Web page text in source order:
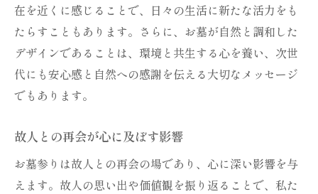
心を落ち着かせるお墓の役割
線香の香りと共に過ごすひととき
故人の声を感じる瞬間
お墓参りが私たちの心に残す思いと教訓
感謝の心を育てるお墓参り
故人の価値観から得る学び
家族の歴史を知る大切な時間
在を近くに感じることで、日々の生活に新たな活力をも
たらすこともあります。さらに、お墓が自然と調和した
デザインであることは、環境と共生する心を養い、次世
代にも安心感と自然への感謝を伝える大切なメッセージ
でもあります。
故人との再会が心に及ぼす影響
お墓参りは故人との再会の場であり、心に深い影響を与
えます。故人の思い出や価値観を振り返ることで、私た